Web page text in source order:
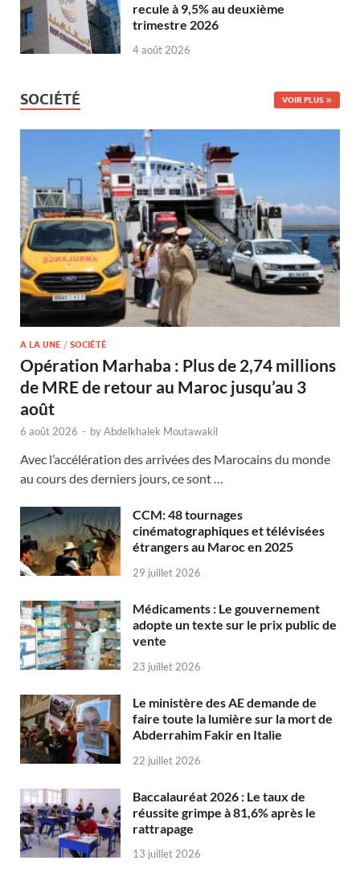
recule à 9,5% au deuxième
trimestre 2026
4 août 2026
SOCIÉTÉ VOIR PLUS
A LA UNE / SOCIÉTÉ
Opération Marhaba : Plus de 2,74 millions
de MRE de retour au Maroc jusqu’au 3
août
6 août 2026 - byAbdelkhalek Moutawakil
Avec l’accélération des arrivées des Marocains du monde
au cours des derniers jours, ce sont …
CCM: 48 tournages
cinématographiques et télévisées
étrangers au Maroc en 2025
29 juillet 2026
Médicaments : Le gouvernement
adopte un texte sur le prix public de
vente
23 juillet 2026
Le ministère des AE demande de
faire toute la lumière sur la mort de
Abderrahim Fakir en Italie
22 juillet 2026
Baccalauréat 2026 : Le taux de
réussite grimpe à 81,6% après le
rattrapage
13 juillet 2026